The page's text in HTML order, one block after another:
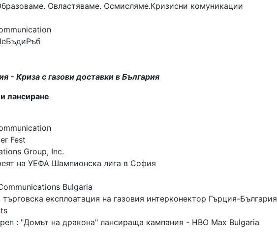
Овластяваме. Осмисляме.Кризисни комуникации
- Криза с газови доставки в България
лансиране
Fest
Group, Inc.
на УЕФА Шампионска лига в София
Bulgaria
експлоатация на газовия интерконектор Гърция-България
: "Домът на дракона" лансираща кампания - HBO Max Bulgaria